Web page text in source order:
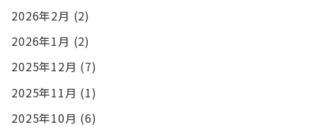
2026年2月 (2)
2026年1月 (2)
2025年12月 (7)
2025年11月 (1)
2025年10月 (6)